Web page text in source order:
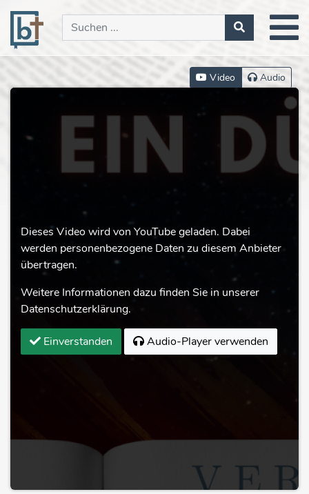
Video Audio
Dieses Video wird von YouTube geladen. Dabei
werden personenbezogene Daten zu diesem Anbieter
übertragen.
Weitere Informationen dazu finden Sie in unserer
Datenschutzerklärung.
Einverstanden Audio-Player verwenden